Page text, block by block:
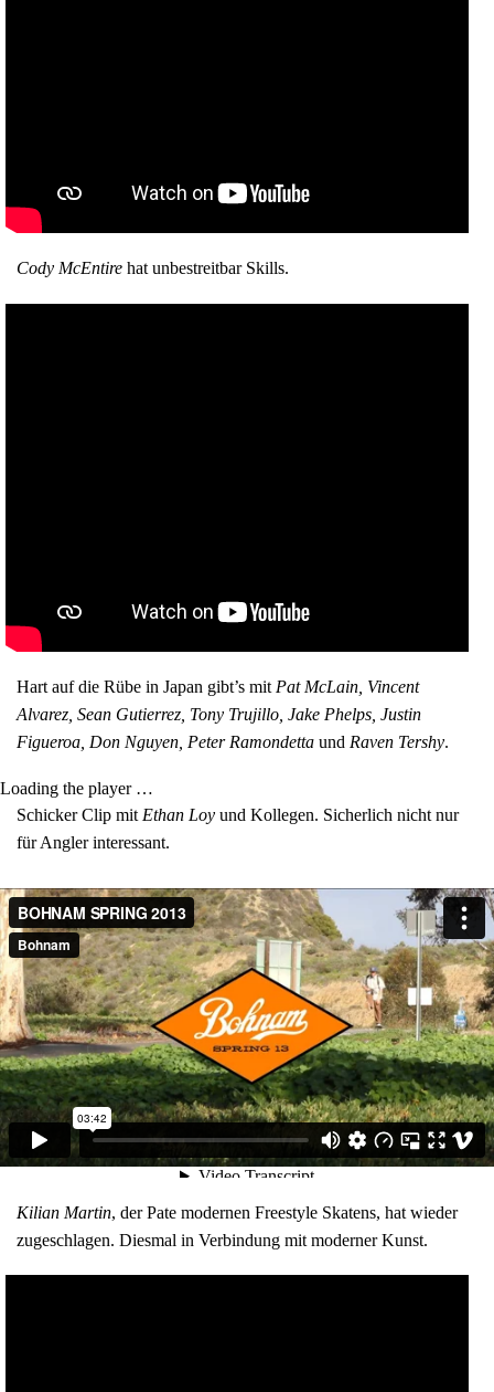
Cody McEntire hat unbestreitbar Skills.
Hart auf die Rübe in Japan gibt’s mit Pat McLain, Vincent
Alvarez, Sean Gutierrez, Tony Trujillo, Jake Phelps, Justin
Figueroa, Don Nguyen, Peter Ramondetta und Raven Tershy.
Loading the player …
Schicker Clip mit Ethan Loy und Kollegen. Sicherlich nicht nur
für Angler interessant.
Kilian Martin, der Pate modernen Freestyle Skatens, hat wieder
zugeschlagen. Diesmal in Verbindung mit moderner Kunst.